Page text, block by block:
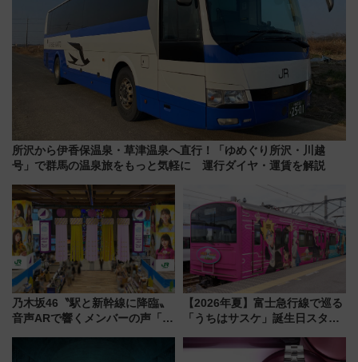
所沢から伊香保温泉・草津温泉へ直行！「ゆめぐり所沢・川越
号」で群馬の温泉旅をもっと気軽に 運行ダイヤ・運賃を解説
乃木坂46〝駅と新幹線に降臨〟
音声ARで響くメンバーの声「真
【2026年夏】富士急行線で巡る
「うちはサスケ」誕生日スタン
定グルメ＆グッズ徹底ガイド